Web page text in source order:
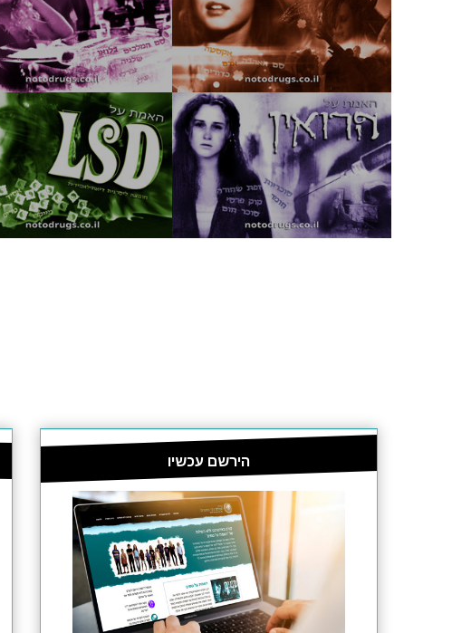
הירשם עכשיו